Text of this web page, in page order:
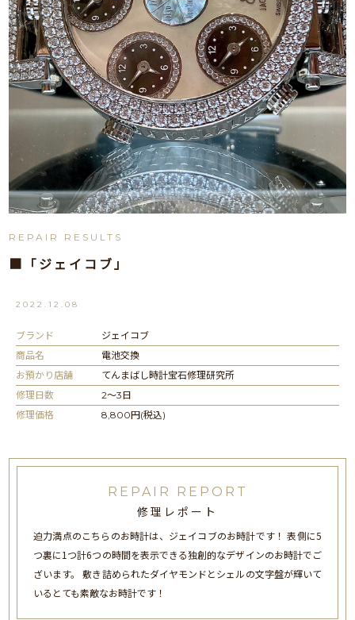
REPAIR RESULTS
■「ジェイコブ」
2022.12.08
ブランド
ジェイコブ
商品名
電池交換
お預かり店舗
てんまばし時計宝石修理研究所
修理日数
2～3日
修理価格
8,800円(税込)
REPAIR REPORT
修理レポート
迫力満点のこちらのお時計は、ジェイコブのお時計です！ 表側に5
つ裏に1つ計6つの時間を表示できる独創的なデザインのお時計でご
ざいます。 敷き詰められたダイヤモンドとシェルの文字盤が輝いて
いるとても素敵なお時計です！